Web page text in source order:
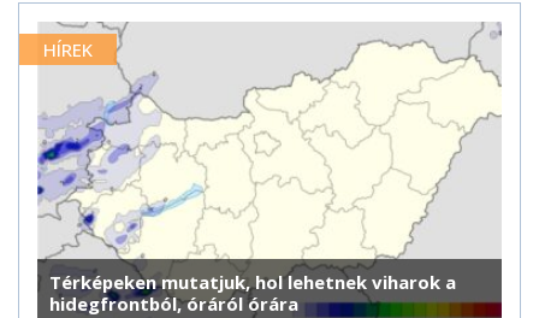
HÍREK
Térképeken mutatjuk, hol lehetnek viharok a
hidegfrontból, óráról órára